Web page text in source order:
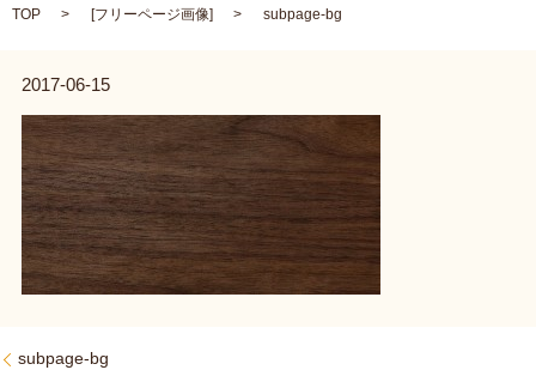
TOP [フリーページ画像] subpage-bg
2017-06-15
subpage-bg